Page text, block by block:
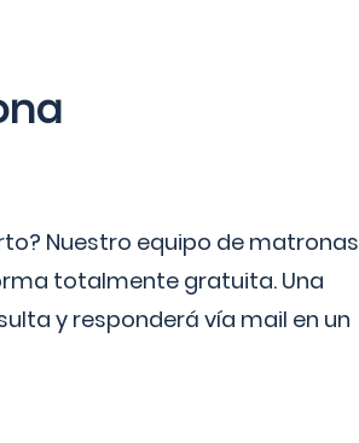
Nuestro equipo de matronas
totalmente gratuita. Una
y responderá vía mail en un